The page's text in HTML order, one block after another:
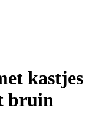
kastjes
bruin